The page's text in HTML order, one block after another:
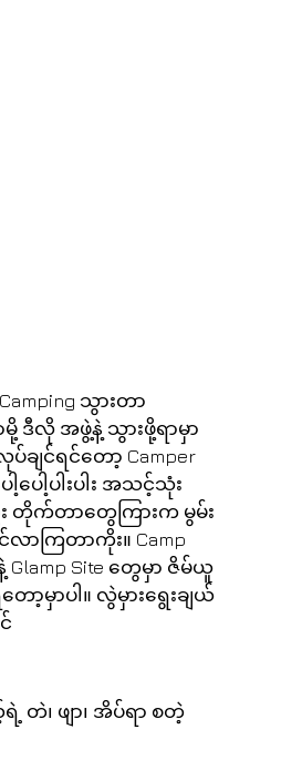
သွားတာ
မို့ ဒီလို အဖွဲ့နဲ့ သွားဖို့ရာမှာ
ချင်ရင်တော့ Camper
ါ့ပါးပါး အသင့်သုံး
က်တာတွေကြားက မွမ်း
ာကြတာကိုး။ Camp
Site တွေမှာ ဇိမ်ယူ
ာ့မှာပါ။ လွဲမှားရွေးချယ်
၊ ဖျာ၊ အိပ်ရာ စတဲ့